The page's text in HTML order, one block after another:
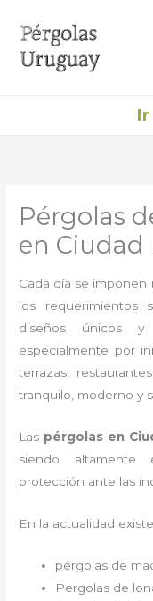
contenido
Pérgolas
en Ciudad
Cada día se
los requerimientos
diseños únicos y
especialmente por
terrazas,
tranquilo, moderno y
Las pérgolas en
siendo altamente
protección ante las
En la actualidad
pérgolas de
Pergolas de